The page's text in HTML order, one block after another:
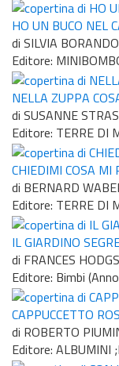
HO UN BUCO NEL
di SILVIA BORANDO
Editore:
NELLA ZUPPA
di SUSANNE
Editore: TERRE DI
CHIEDIMI COSA MI
di BERNARD
Editore: TERRE DI
IL GIARDINO
di FRANCES
Editore: Bimbi
CAPPUCCETTO
di ROBERTO
Editore: ALBUMINI